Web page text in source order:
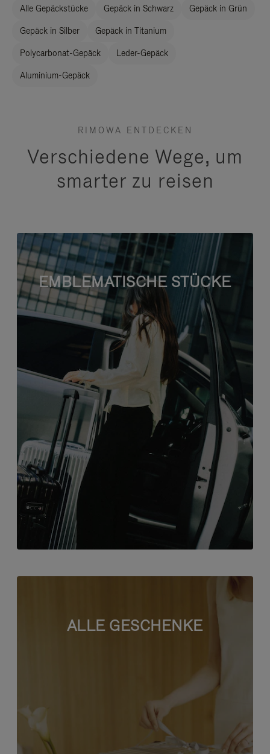
Alle Gepäckstücke Gepäck in Schwarz Gepäck in Grün
Gepäck in Silber Gepäck in Titanium
Polycarbonat-Gepäck Leder-Gepäck
Aluminium-Gepäck
RIMOWA ENTDECKEN
Verschiedene Wege, um
smarter zu reisen
EMBLEMATISCHE STÜCKE
ALLE GESCHENKE